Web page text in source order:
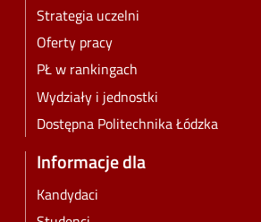
Strategia uczelni
Oferty pracy
PŁ w rankingach
Wydziały i jednostki
Dostępna Politechnika Łódzka
Informacje dla
Kandydaci